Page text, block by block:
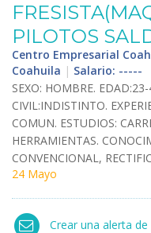
FRESISTA(
PILOTOS
Centro Empresarial
Coahuila | Salario: -----
SEXO: HOMBRE. EDAD:23-
CIVIL:INDISTINTO.
COMUN. ESTUDIOS:
HERRAMIENTAS.
CONVENCIONAL,
24 Mayo
Crear una alerta